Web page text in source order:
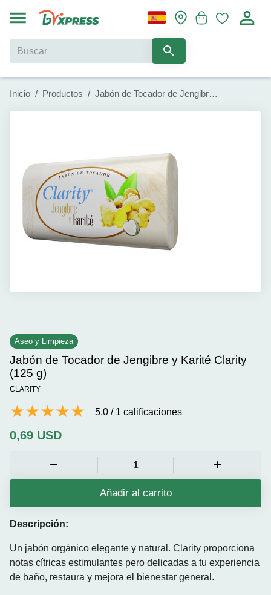
Inicio / Productos / Jabón de Tocador de Jengibre y Karité Clarity (125 g)
Aseo y Limpieza
Jabón de Tocador de Jengibre y Karité Clarity
(125 g)
CLARITY
5.0 / 1 calificaciones
0,69 USD
Añadir al carrito
Descripción:
Un jabón orgánico elegante y natural. Clarity proporciona
notas cítricas estimulantes pero delicadas a tu experiencia
de baño, restaura y mejora el bienestar general.